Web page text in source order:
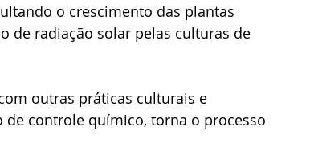
o crescimento das plantas
de radiação solar pelas culturas de
outras práticas culturais e
controle químico, torna o processo